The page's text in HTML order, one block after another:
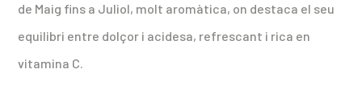
de Maig fins a Juliol, molt aromàtica, on destaca el seu
equilibri entre dolçor i acidesa, refrescant i rica en
vitamina C.